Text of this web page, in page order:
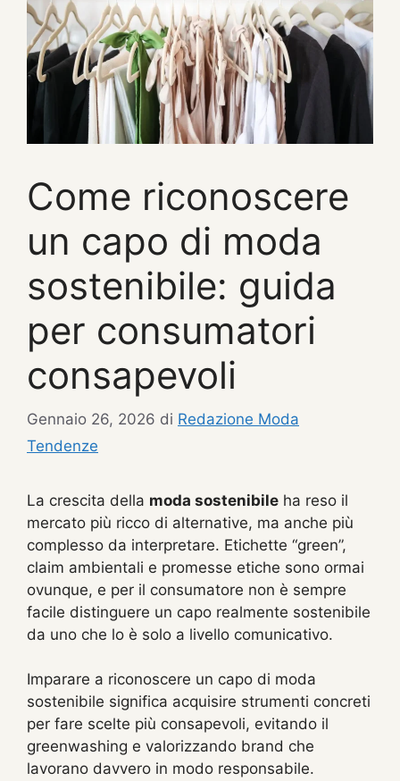
Come riconoscere
un capo di moda
sostenibile: guida
per consumatori
consapevoli
Gennaio 26, 2026 di Redazione Moda
Tendenze
La crescita della moda sostenibile ha reso il
mercato più ricco di alternative, ma anche più
complesso da interpretare. Etichette “green”,
claim ambientali e promesse etiche sono ormai
ovunque, e per il consumatore non è sempre
facile distinguere un capo realmente sostenibile
da uno che lo è solo a livello comunicativo.
Imparare a riconoscere un capo di moda
sostenibile significa acquisire strumenti concreti
per fare scelte più consapevoli, evitando il
greenwashing e valorizzando brand che
lavorano davvero in modo responsabile.